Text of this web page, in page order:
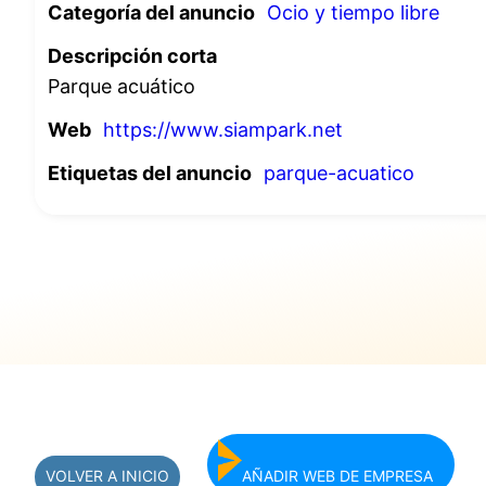
Categoría del anuncio Ocio y tiempo libre
Descripción corta
Parque acuático
Web https://www.siampark.net
Etiquetas del anuncio parque-acuatico
VOLVER A INICIO AÑADIR WEB DE EMPRESA